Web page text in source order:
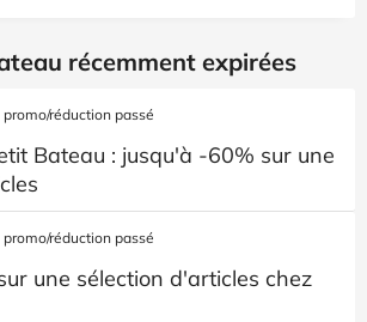
récemment expirées
promo/réduction passé
Bateau : jusqu'à -60% sur une
promo/réduction passé
une sélection d'articles chez